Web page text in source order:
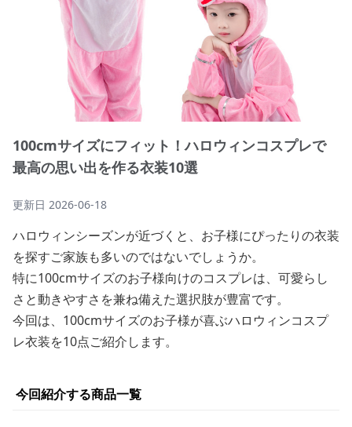
100cmサイズにフィット！ハロウィンコスプレで
最高の思い出を作る衣装10選
更新日 2026-06-18
ハロウィンシーズンが近づくと、お子様にぴったりの衣装
を探すご家族も多いのではないでしょうか。
特に100cmサイズのお子様向けのコスプレは、可愛らし
さと動きやすさを兼ね備えた選択肢が豊富です。
今回は、100cmサイズのお子様が喜ぶハロウィンコスプ
レ衣装を10点ご紹介します。
今回紹介する商品一覧